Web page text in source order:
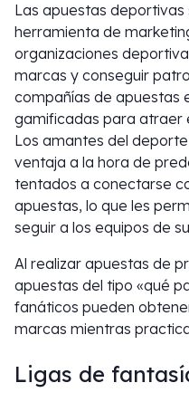
Las apuestas
herramienta de
organizaciones
marcas y conseguir
compañías de apuestas
gamificadas para atraer
Los amantes del
ventaja a la hora de
tentados a conectarse
apuestas, lo que les
seguir a los equipos de
Al realizar apuestas de
apuestas del tipo «qué
fanáticos pueden
marcas mientras
Ligas de